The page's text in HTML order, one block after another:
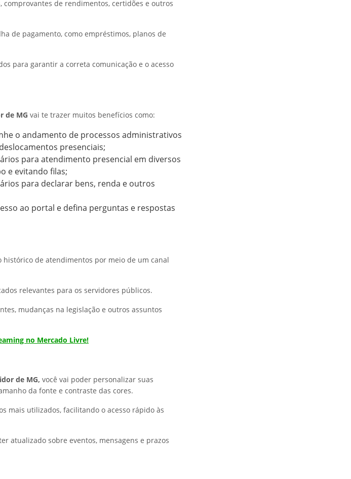
de rendimentos, certidões e outros
de pagamento, como empréstimos, planos de
para garantir a correta comunicação e o acesso
de MG vai te trazer muitos benefícios como:
o andamento de processos administrativos
presenciais;
para atendimento presencial em diversos
e evitando filas;
para declarar bens, renda e outros
ao portal e defina perguntas e respostas
histórico de atendimentos por meio de um canal
relevantes para os servidores públicos.
mudanças na legislação e outros assuntos
no Mercado Livre!
de MG, você vai poder personalizar suas
da fonte e contraste das cores.
mais utilizados, facilitando o acesso rápido às
atualizado sobre eventos, mensagens e prazos